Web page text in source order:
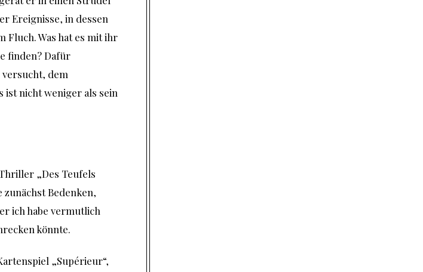
Ereignisse, in dessen
Fluch. Was hat es mit ihr
finden? Dafür
dem
ist nicht weniger als sein
„Des Teufels
Bedenken,
ich habe vermutlich
könnte.
„Supérieur“,